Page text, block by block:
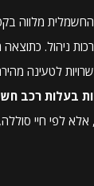
החשמלית מלווה
ניהול.
לטעינה
בעלות רכב
לפי חיי